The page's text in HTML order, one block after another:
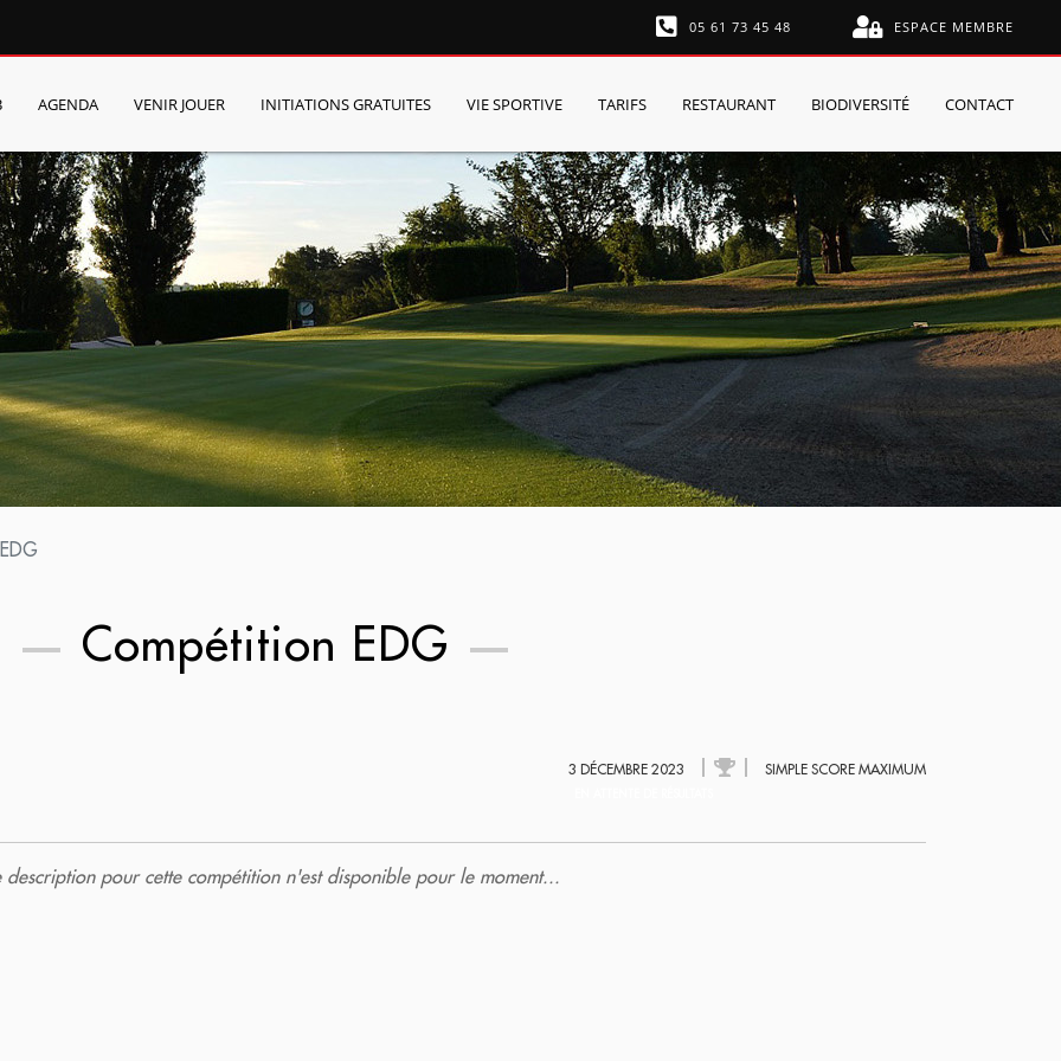
05 61 73 45 48 ESPACE MEMBRE
AGENDA VENIR JOUER INITIATIONS GRATUITES VIE SPORTIVE TARIFS RESTAURANT BIODIVERSITÉ CONTACT
Compétition EDG
3 DÉCEMBRE 2023 SIMPLE SCORE MAXIMUM
description pour cette compétition n'est disponible pour le moment...